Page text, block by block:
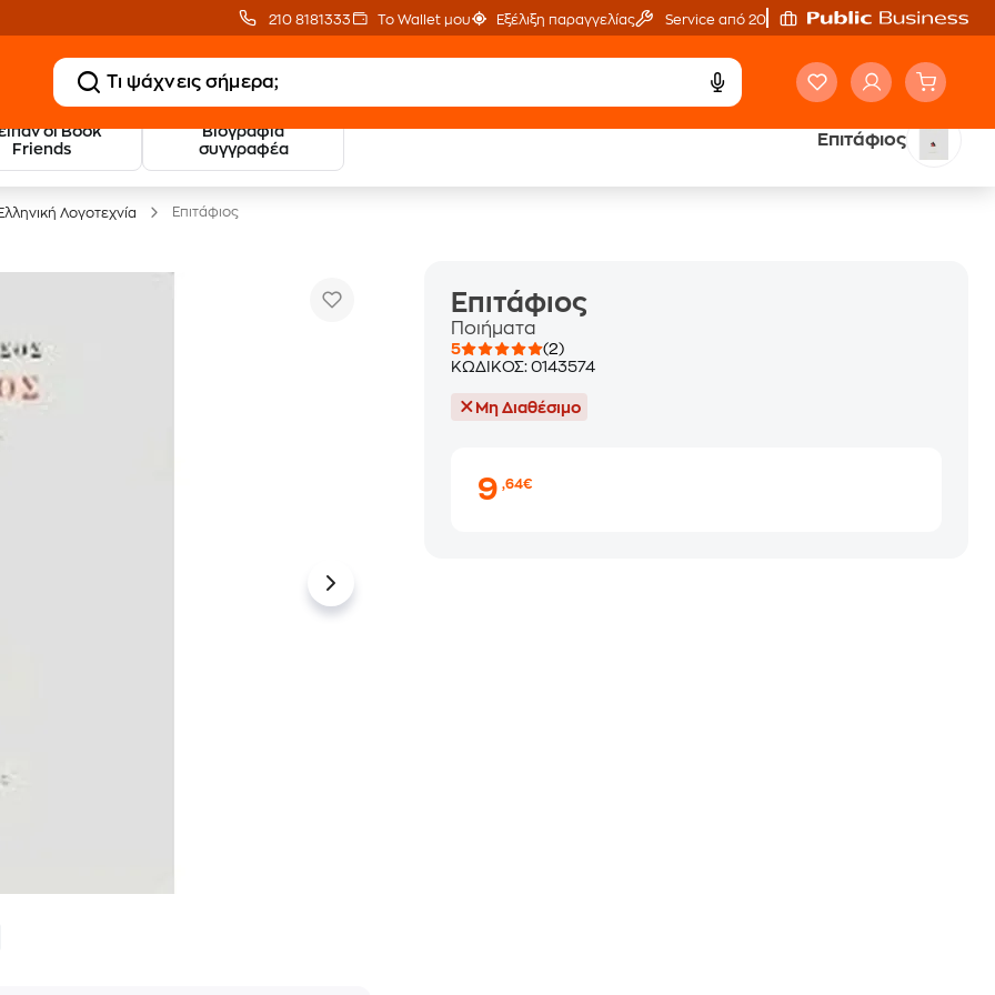
210 8181333 Το Wallet μου Εξέλιξη παραγγελίας Service από 20'
οι Book
Friends
Βιογραφία
συγγραφέα
Επιτάφιος
20 € Public επιστροφή
με Snappi με Public+ Delivery
Λογοτεχνία Επιτάφιος
Επιτάφιος
Ποιήματα
5
(2)
ΚΩΔΙΚΟΣ:0143574
Μη Διαθέσιμο
9,64€